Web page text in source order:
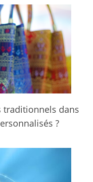
traditionnels dans
?